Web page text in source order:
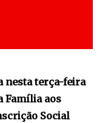
nesta terça-feira
Família aos
Social